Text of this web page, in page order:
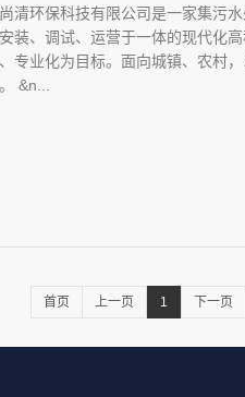
清环保科技有限公司是一家集污
装、调试、运营于一体的现代化
专业化为目标。面向城镇、农村
&n...
首页 上一页 1 下一页